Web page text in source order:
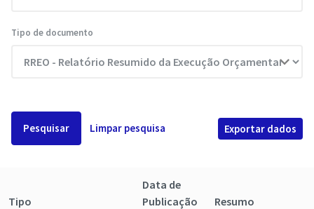
Tipo de documento
Pesquisar Limpar pesquisa Exportar dados
Tipo
Data de
Publicação
Resumo